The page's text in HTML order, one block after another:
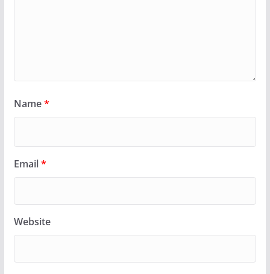
Name*
Email*
Website